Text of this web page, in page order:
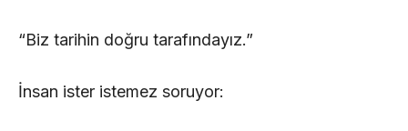
“Biz tarihin doğru tarafındayız.”
İnsan ister istemez soruyor: